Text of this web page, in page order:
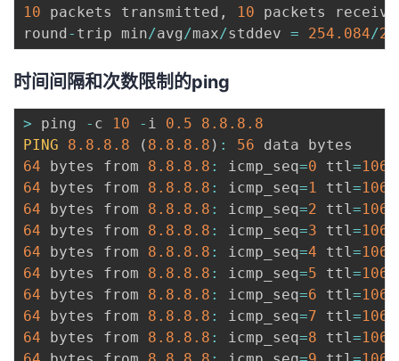
10 packets transmitted , 10 packets
round - trip min/avg/max/stddev = 254.084/
时间间隔和次数限制的ping
> ping - c 10 - i 0.5 8.8 .8 .8
PING
8.8 .8 .8 ( 8.8 .8 .8 ) : 56
64 bytes from 8.8 .8 .8 : icmp_seq=0 ttl=106
64 bytes from 8.8 .8 .8 : icmp_seq=1 ttl=106
64 bytes from 8.8 .8 .8 : icmp_seq=2 ttl=106
64 bytes from 8.8 .8 .8 : icmp_seq=3 ttl=106
64 bytes from 8.8 .8 .8 : icmp_seq=4 ttl=106
64 bytes from 8.8 .8 .8 : icmp_seq=5 ttl=106
64 bytes from 8.8 .8 .8 : icmp_seq=6 ttl=106
64 bytes from 8.8 .8 .8 : icmp_seq=7 ttl=106
64 bytes from 8.8 .8 .8 : icmp_seq=8 ttl=106